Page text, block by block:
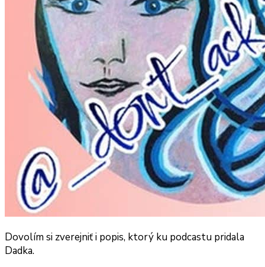
Dovolím si zverejniť i popis, ktorý ku podcastu pridala
Dadka.